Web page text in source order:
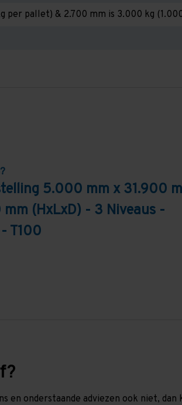
per pallet) & 2.700 mm is 3.000 kg
5.000 mm x 31.900
mm (HxLxD) - 3 Niveaus -
T100
en onderstaande adviezen ook niet,